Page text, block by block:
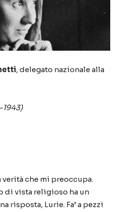
, delegato nazionale alla
1943)
veritàche mi preoccupa.
di vista religioso ha un
risposta, Lurie. Fa’ a pezzi